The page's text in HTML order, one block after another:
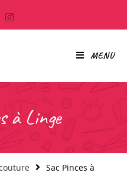
MENU
à Linge
Sac Pinces à